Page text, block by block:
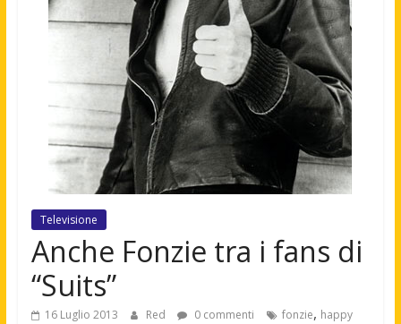
Televisione
Anche Fonzie tra i fans di
“Suits”
16 Luglio 2013 Red 0 commenti fonzie, happy